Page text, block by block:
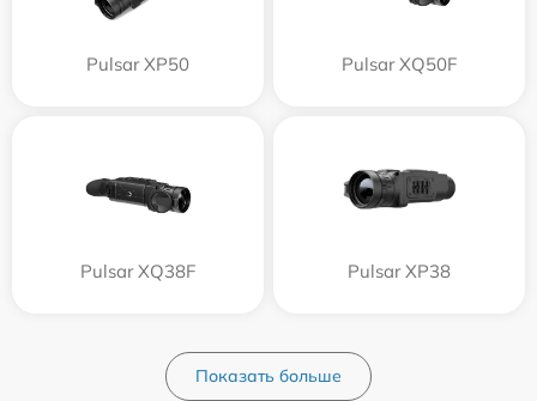
Pulsar XP50 Pulsar XQ50F
Pulsar XQ38F Pulsar XP38
Показать больше